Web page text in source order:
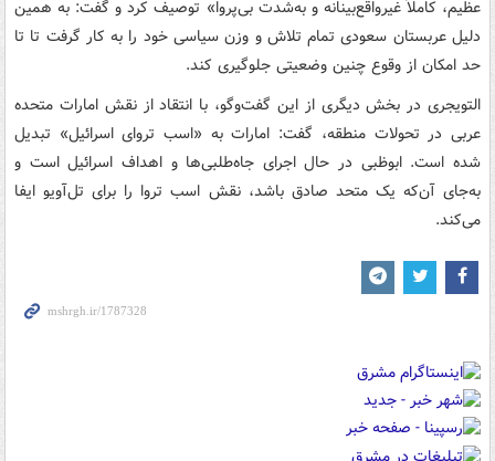
عظیم، کاملاً غیرواقع‌بینانه و به‌شدت بی‌پروا» توصیف کرد و گفت: به همین
دلیل عربستان سعودی تمام تلاش و وزن سیاسی خود را به کار گرفت تا تا
حد امکان از وقوع چنین وضعیتی جلوگیری کند.
التویجری در بخش دیگری از این گفت‌وگو، با انتقاد از نقش امارات متحده
عربی در تحولات منطقه، گفت: امارات به «اسب تروای اسرائیل» تبدیل
شده است. ابوظبی در حال اجرای جاه‌طلبی‌ها و اهداف اسرائیل است و
به‌جای آن‌که یک متحد صادق باشد، نقش اسب تروا را برای تل‌آویو ایفا
می‌کند.